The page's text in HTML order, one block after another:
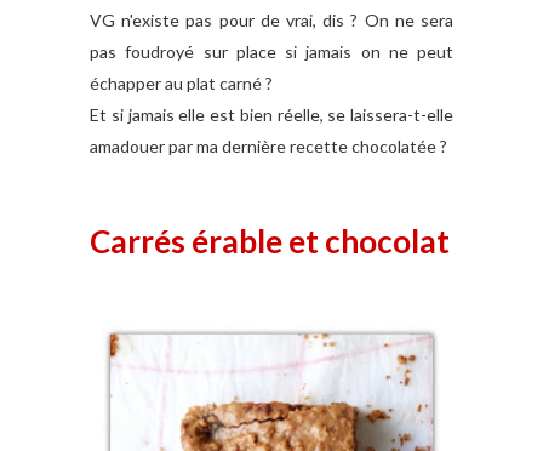
VG n'existe pas pour de vrai, dis ? On ne sera
pas foudroyé sur place si jamais on ne peut
échapper au plat carné ?
Et si jamais elle est bien réelle, se laissera-t-elle
amadouer par ma dernière recette chocolatée ?
Carrés érable et chocolat